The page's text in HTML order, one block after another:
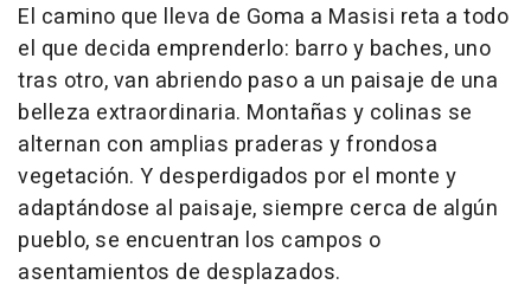
El camino que lleva de Goma a Masisi reta a todo
el que decida emprenderlo: barro y baches, uno
tras otro, van abriendo paso a un paisaje de una
belleza extraordinaria. Montañas y colinas se
alternan con amplias praderas y frondosa
vegetación. Y desperdigados por el monte y
adaptándose al paisaje, siempre cerca de algún
pueblo, se encuentran los campos o
asentamientos de desplazados.